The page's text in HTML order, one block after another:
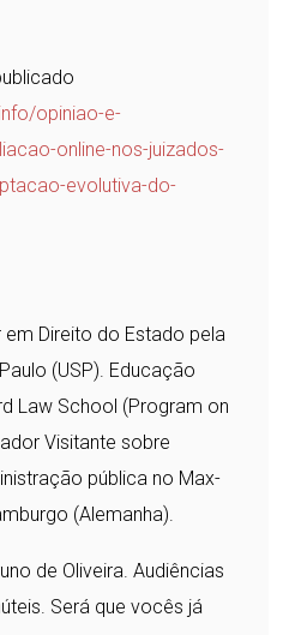
opiniao-e-
online-nos-juizados-
evolutiva-do-
Direito do Estado pela
(USP). Educação
Law School (Program on
Visitante sobre
pública no Max-
(Alemanha).
de Oliveira. Audiências
Será que vocês já